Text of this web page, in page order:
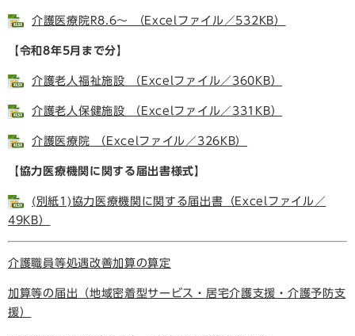
介護医療院R8.6～ （Excelファイル／532KB）
【令和8年5月まで分】
介護老人福祉施設 （Excelファイル／360KB）
介護老人保健施設 （Excelファイル／331KB）
介護医療院 （Excelファイル／326KB）
【協力医療機関に関する届出書様式】
(別紙1)協力医療機関に関する届出書（Excelファイル／
49KB）
介護職員等処遇改善加算の算定
加算等の届出（地域密着型サービス・居宅介護支援・介護予防支
援）